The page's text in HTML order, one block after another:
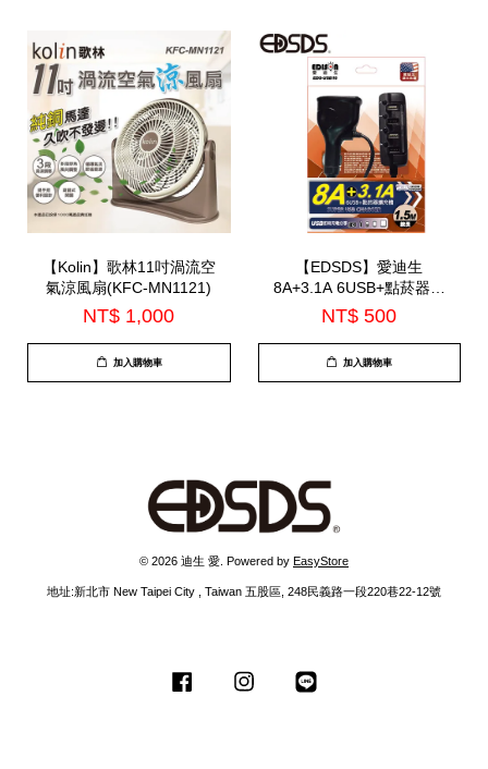
【Kolin】歌林11吋渦流空
氣涼風扇(KFC-MN1121)
NT$ 1,000
加入購物車
【EDSDS】愛迪生
8A+3.1A 6USB+點菸器擴
充槽1.5M(EDS-USB16)
NT$ 500
加入購物車
© 2026 迪生 愛. Powered by EasyStore
地址:新北市 New Taipei City , Taiwan 五股區, 248民義路一段220巷22-12號
Facebook Instagram